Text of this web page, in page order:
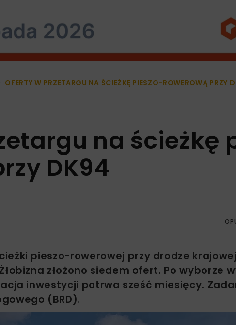
OFERTY W PRZETARGU NA ŚCIEŻKĘ PIESZO-ROWEROWĄ PRZY
na ścieżkę
DK94
pieszo-rowerowej przy drodze
złożono siedem ofert. Po wyborze
inwestycji potrwa sześć miesięcy.
(BRD).